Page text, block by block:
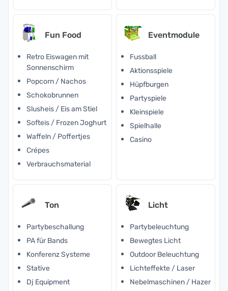
Fun Food
Retro Eiswagen mit
Sonnenschirm
Popcorn / Nachos
Schokobrunnen
Slusheis / Eis am Stiel
Softeis / Frozen Joghurt
Waffeln / Poffertjes
Crépes
Verbrauchsmaterial
Eventmodule
Fussball
Aktionsspiele
Hüpfburgen
Partyspiele
Kleinspiele
Spielhalle
Casino
Ton
Partybeschallung
PA für Bands
Konferenz Systeme
Stative
Dj Equipment
Licht
Partybeleuchtung
Bewegtes Licht
Outdoor Beleuchtung
Lichteffekte / Laser
Nebelmaschinen / Hazer